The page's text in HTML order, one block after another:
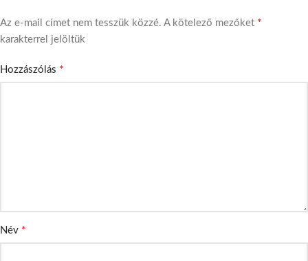
Az e-mail címet nem tesszük közzé. A kötelező mezőket *
karakterrel jelöltük
Hozzászólás *
Név *